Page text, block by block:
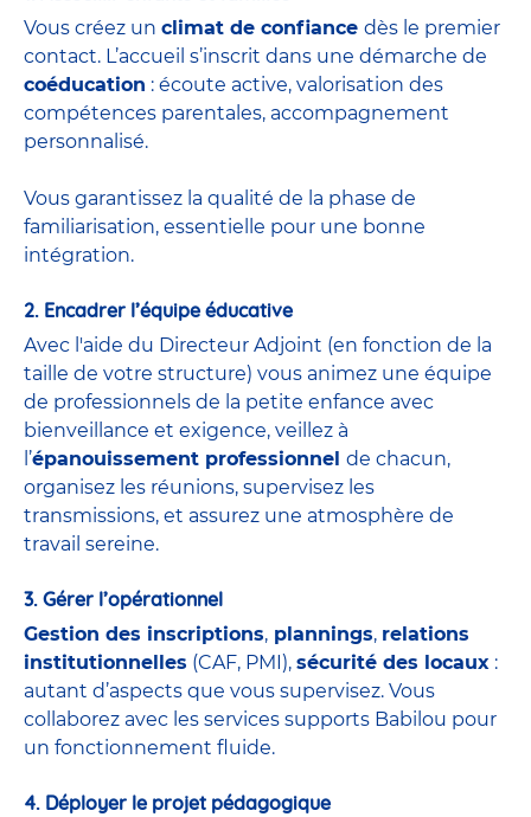
Vous créez un climat de confiance dès le premier
contact. L’accueil s’inscrit dans une démarche de
coéducation : écoute active, valorisation des
compétences parentales, accompagnement
personnalisé.
Vous garantissez la qualité de la phase de
familiarisation, essentielle pour une bonne
intégration.
2. Encadrer l’équipe éducative
Avec l'aide du Directeur Adjoint (en fonction de la
taille de votre structure) vous animez une équipe
de professionnels de la petite enfance avec
bienveillance et exigence, veillez à
l’épanouissement professionnel de chacun,
organisez les réunions, supervisez les
transmissions, et assurez une atmosphère de
travail sereine.
3. Gérer l’opérationnel
Gestion des inscriptions, plannings, relations
institutionnelles (CAF, PMI), sécurité des locaux :
autant d’aspects que vous supervisez. Vous
collaborez avec les services supports Babilou pour
un fonctionnement fluide.
4. Déployer le projet pédagogique